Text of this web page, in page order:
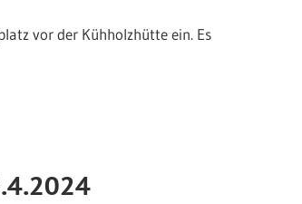
vor der Kühholzhütte ein. Es